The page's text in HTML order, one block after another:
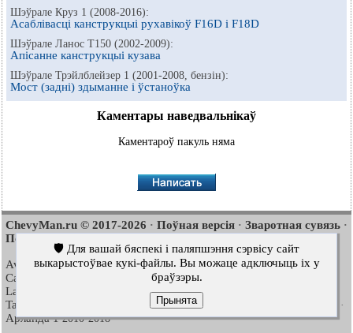
Шэўрале Круз 1 (2008-2016):
Асаблівасці канструкцыі рухавікоў F16D і F18D
Шэўрале Ланос Т150 (2002-2009):
Апісанне канструкцыі кузава
Шэўрале Трэйлблейзер 1 (2001-2008, бензін):
Мост (задні) здыманне і ўстаноўка
Каментары наведвальнікаў
Каментароў пакуль няма
ChevyMan.ru © 2017-2026 · Поўная версія · Зваротная сувязь ·
Пошук па сайце
Aveo2003-2008·Aveo2006-2011· Aveo2012-2018·
Captiva 2008-2016·Lacetti
Lanos 2002-2016·Tahoe
Tahoe 1989-1994· ·
Арланда 12010-2018
🛡️ Для вашай бяспекі і паляпшэння сэрвісу сайт
выкарыстоўвае кукі-файлы. Вы можаце адключыць іх у
браўзэры.
Прынята